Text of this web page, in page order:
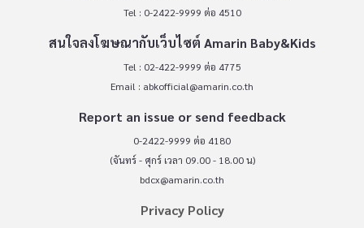
Tel : 0-2422-9999 ต่อ 4510
สนใจลงโฆษณากับเว็บไซต์ Amarin Baby&Kids
Tel : 02-422-9999 ต่อ 4775
Email : abkofficial@amarin.co.th
Report an issue or send feedback
0-2422-9999 ต่อ 4180
(จันทร์ - ศุกร์ เวลา 09.00 - 18.00 น)
bdcx@amarin.co.th
Privacy Policy